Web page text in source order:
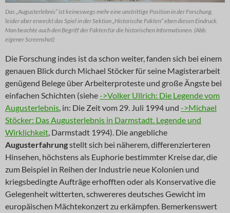
Das „Augusterlebnis“ ist keineswegs mehr eine unstrittige Position in der Forschung,
leider aber erweckt das Spiel in der Sektion „Historische Fakten“ eben diesen Eindruck.
Man beachte auch den Begriff der Fakten für die historischen Informationen. (Abb.
eigener Screenshot)
Die Forschung indes ist da schon weiter, fanden sich bei einem
genauen Blick durch Michael Stöcker für seine Magisterarbeit
genügend Belege über Arbeiterproteste und große Ängste bei
einfachen Schichten (siehe->Volker Ullrich: Die Legende vom
Augusterlebnis, in: Die Zeit vom 29. Juli 1994 und ->Michael
Stöcker: Das Augusterlebnis in Darmstadt. Legende und
Wirklichkeit, Darmstadt 1994). Die angebliche
Augusterfahrungstellt sich bei näherem, differenzierteren
Hinsehen, höchstens als Euphorie bestimmter Kreise dar, die
zum Beispiel in Reihen der Industrie neue Kolonien und
kriegsbedingte Aufträge erhofften oder als Konservative die
Gelegenheit witterten, schwereres deutsches Gewicht im
europäischen Mächtekonzert zu erkämpfen. Bemerkenswert